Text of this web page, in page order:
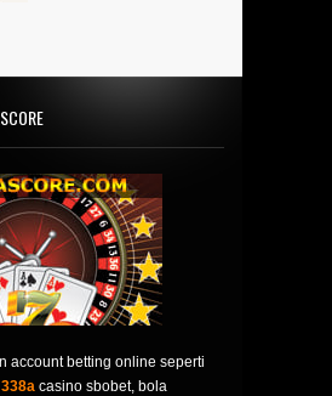
account betting online seperti
338a casino sbobet, bola